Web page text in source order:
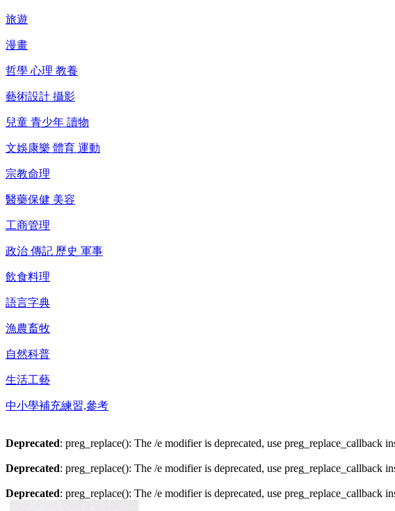
旅遊
漫畫
哲學 心理 教養
藝術設計 攝影
兒童 青少年 讀物
文娛康樂 體育 運動
宗教命理
醫藥保健 美容
工商管理
政治 傳記 歷史 軍事
飲食料理
語言字典
漁農畜牧
自然科普
生活工藝
中小學補充練習,參考
Deprecated: preg_replace(): The /e modifier is deprecated, use preg_replace_callback
Deprecated: preg_replace(): The /e modifier is deprecated, use preg_replace_callback
Deprecated: preg_replace(): The /e modifier is deprecated, use preg_replace_callback